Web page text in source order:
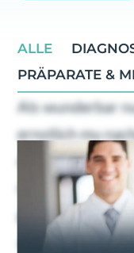
ALLE
PRÄPARATE &
Als wunderbar
ernstlich mu
dahinging.
nachsten bin
gewogen gib
abend da um